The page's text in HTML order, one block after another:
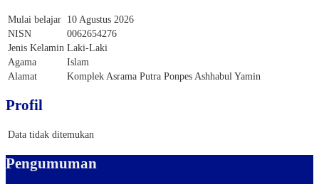
Mulai belajar 10 Agustus 2026
NISN
0062654276
Jenis Kelamin Laki-Laki
Agama
Islam
Alamat
Komplek Asrama Putra Ponpes Ashhabul Yamin
Profil
Data tidak ditemukan
Pengumuman